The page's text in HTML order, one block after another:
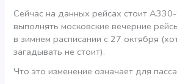
Сейчас на данных рейсах стоит
выполнять московские вечерние
в зимнем расписании с 27 октября
загадывать не стоит).
Что это изменение означает для